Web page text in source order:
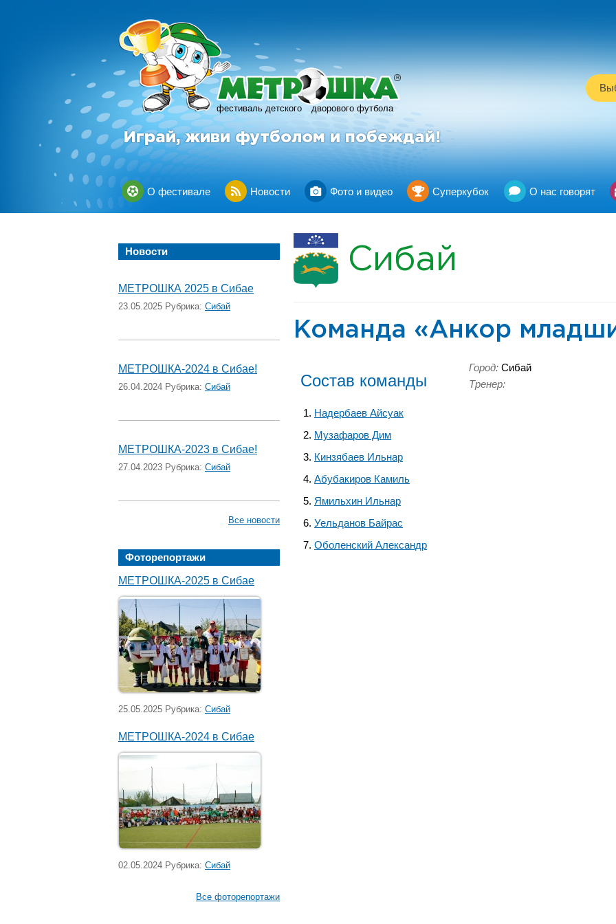
фестиваль детского дворового футбола
R
Играй, живи футболом и побеждай!
О фестивале Новости Фото и видео Суперкубок О нас говорят
Новости
МЕТРОШКА 2025 в Сибае
23.05.2025 Рубрика: Сибай
МЕТРОШКА-2024 в Сибае!
26.04.2024 Рубрика: Сибай
МЕТРОШКА-2023 в Сибае!
27.04.2023 Рубрика: Сибай
Все новости
Фоторепортажи
МЕТРОШКА-2025 в Сибае
25.05.2025 Рубрика: Сибай
МЕТРОШКА-2024 в Сибае
02.05.2024 Рубрика: Сибай
Все фоторепортажи
Сибай
Команда «Анкор
Состав команды
Надербаев Айсуак
Музафаров Дим
Кинзябаев Ильнар
Абубакиров Камиль
Ямильхин Ильнар
Уельданов Байрас
Оболенский Александр
Город: Сибай
Тренер: